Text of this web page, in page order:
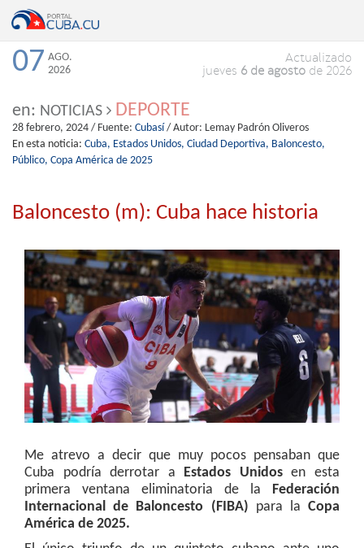
07 AGO.
2026
Actualizado
jueves 6 de agosto de 2026
en: NOTICIAS DEPORTE
28 febrero, 2024 / Fuente: Cubasí / Autor: Lemay Padrón Oliveros
En esta noticia: Cuba, Estados Unidos, Ciudad Deportiva, Baloncesto,
Público, Copa América de 2025
Baloncesto (m): Cuba hace historia
Me atrevo a decir que muy pocos pensaban que
Cuba podría derrotar a Estados Unidosen esta
primera ventana eliminatoria de la Federación
Internacional de Baloncesto (FIBA) para la Copa
América de 2025.